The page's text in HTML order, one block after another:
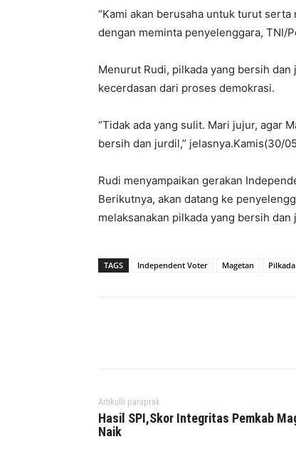
“Kami akan berusaha untuk turut
dengan meminta penyelenggara, TNI/
Menurut Rudi, pilkada yang bersih
kecerdasan dari proses demokrasi.
“Tidak ada yang sulit. Mari jujur, agar
bersih dan jurdil,” jelasnya.Kamis(30/
Rudi menyampaikan gerakan
Berikutnya, akan datang ke
melaksanakan pilkada yang bersih
TAGS Independent Voter Magetan
Artikulli paraprak
Hasil SPI,Skor Integritas Pemkab
Naik